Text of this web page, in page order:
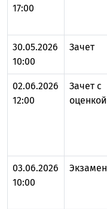
17:00
30.05.2026
10:00
Зачет
02.06.2026
12:00
Зачет с
оценкой
03.06.2026
10:00
Экзамен